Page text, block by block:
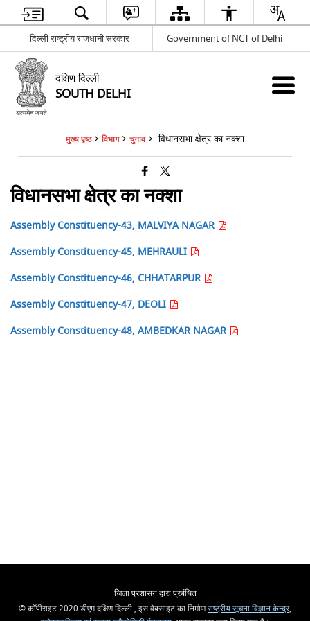
दिल्ली राष्ट्रीय राजधानी सरकार Government of NCT of Delhi
दक्षिण दिल्ली
SOUTH DELHI
मुख्य पृष्ठ विभाग चुनाव विधानसभा क्षेत्र का नक्शा
विधानसभा क्षेत्र का नक्शा
Assembly Constituency-43, MALVIYA NAGAR
Assembly Constituency-45, MEHRAULI
Assembly Constituency-46, CHHATARPUR
Assembly Constituency-47, DEOLI
Assembly Constituency-48, AMBEDKAR NAGAR
जिला प्रशासन द्वारा प्रबंधित
© कॉपीराइट 2020 डीएम दक्षिण दिल्ली , इस वेबसाइट का निर्माणराष्ट्रीय सूचना विज्ञान केन्द्र,